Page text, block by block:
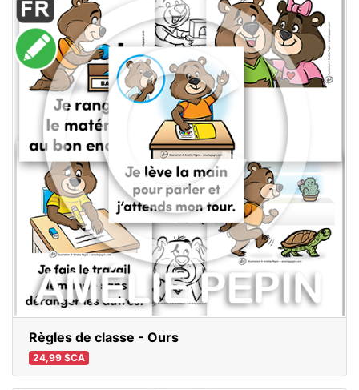
Règles de classe - Ours
24,99 $CA